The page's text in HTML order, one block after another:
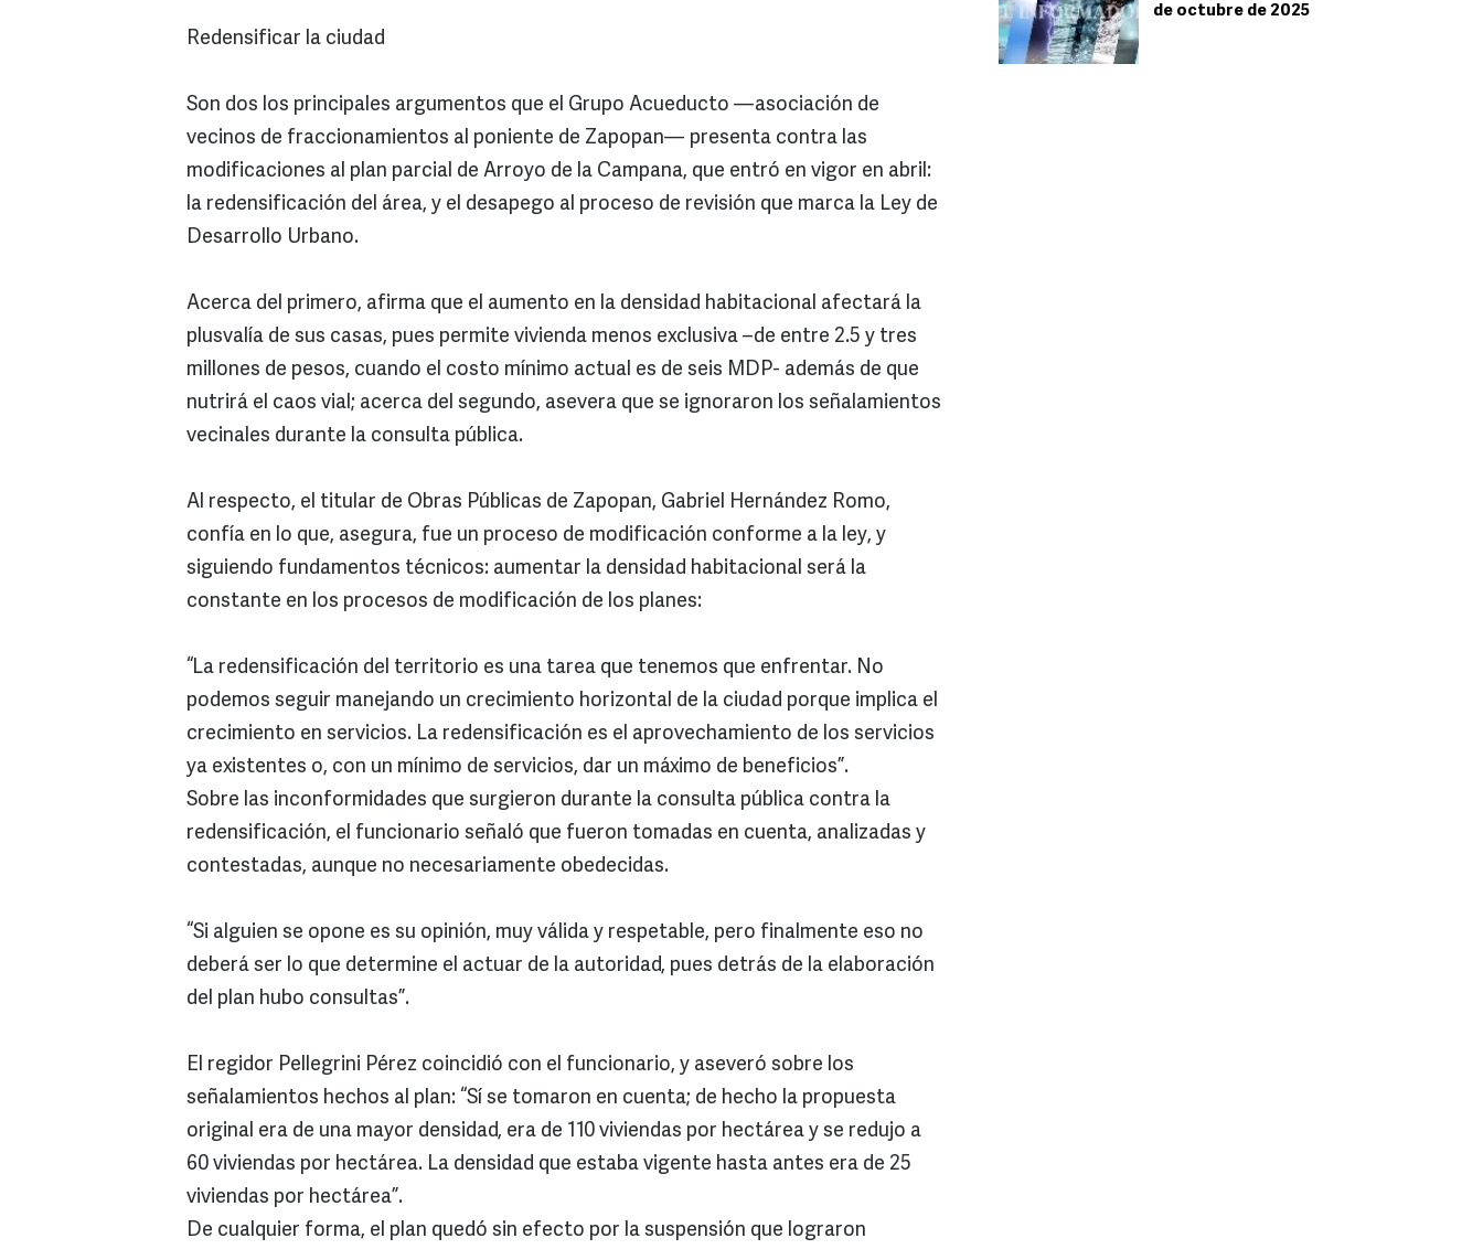
de octubre de 2025
Redensificar la ciudad
Son dos los principales argumentos que el Grupo Acueducto —asociación de
vecinos de fraccionamientos al poniente de Zapopan— presenta contra las
modificaciones al plan parcial de Arroyo de la Campana, que entró en vigor en abril:
la redensificación del área, y el desapego al proceso de revisión que marca la Ley de
Desarrollo Urbano.
Acerca del primero, afirma que el aumento en la densidad habitacional afectará la
plusvalía de sus casas, pues permite vivienda menos exclusiva –de entre 2.5 y tres
millones de pesos, cuando el costo mínimo actual es de seis MDP- además de que
nutrirá el caos vial; acerca del segundo, asevera que se ignoraron los señalamientos
vecinales durante la consulta pública.
Al respecto, el titular de Obras Públicas de Zapopan, Gabriel Hernández Romo,
confía en lo que, asegura, fue un proceso de modificación conforme a la ley, y
siguiendo fundamentos técnicos: aumentar la densidad habitacional será la
constante en los procesos de modificación de los planes:
“La redensificación del territorio es una tarea que tenemos que enfrentar. No
podemos seguir manejando un crecimiento horizontal de la ciudad porque implica el
crecimiento en servicios. La redensificación es el aprovechamiento de los servicios
ya existentes o, con un mínimo de servicios, dar un máximo de beneficios”.
Sobre las inconformidades que surgieron durante la consulta pública contra la
redensificación, el funcionario señaló que fueron tomadas en cuenta, analizadas y
contestadas, aunque no necesariamente obedecidas.
“Si alguien se opone es su opinión, muy válida y respetable, pero finalmente eso no
deberá ser lo que determine el actuar de la autoridad, pues detrás de la elaboración
del plan hubo consultas”.
El regidor Pellegrini Pérez coincidió con el funcionario, y aseveró sobre los
señalamientos hechos al plan: “Sí se tomaron en cuenta; de hecho la propuesta
original era de una mayor densidad, era de 110 viviendas por hectárea y se redujo a
60 viviendas por hectárea. La densidad que estaba vigente hasta antes era de 25
viviendas por hectárea”.
De cualquier forma, el plan quedó sin efecto por la suspensión que lograron